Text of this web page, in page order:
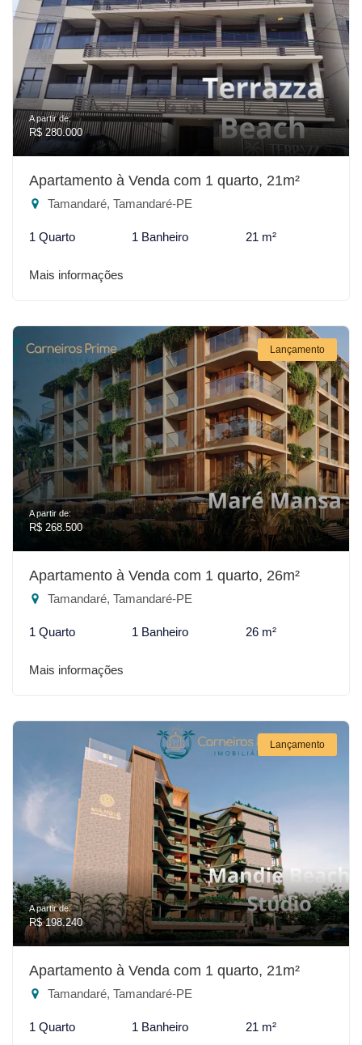
A partir de:
R$ 280.000
Apartamento à Venda com 1 quarto, 21m²
Tamandaré, Tamandaré-PE
1 Quarto 1 Banheiro 21 m²
Mais informações
Lançamento
A partir de:
R$ 268.500
Apartamento à Venda com 1 quarto, 26m²
Tamandaré, Tamandaré-PE
1 Quarto 1 Banheiro 26 m²
Mais informações
Lançamento
A partir de:
R$ 198.240
Apartamento à Venda com 1 quarto, 21m²
Tamandaré, Tamandaré-PE
1 Quarto 1 Banheiro 21 m²